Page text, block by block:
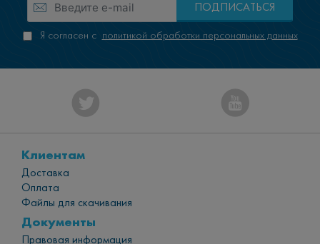
ПОДПИСАТЬСЯ
Я согласен с политикой обработки персональных данных
Клиентам
Доставка
Оплата
Файлы для скачивания
Документы
Правовая информация